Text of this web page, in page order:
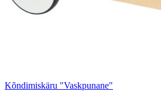
Kõndimiskäru "Vaskpunane"